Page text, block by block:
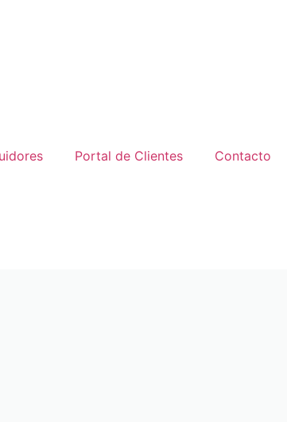
Portal de Clientes Contacto